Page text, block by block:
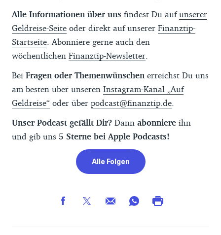
Alle Informationen über uns findest Du aufunserer
Geldreise-Seite oder direkt auf unserer Finanztip-
Startseite . Abonniere gerne auch den
wöchentlichen Finanztip-Newsletter
Bei Fragen oder Themenwünschen erreichst Du uns
am besten über unseren Instagram-Kanal „Auf
Geldreise“ oder über podcast@finanztip.de
Unser Podcast gefällt Dir? Dann abonniere ihn
und gib uns 5 Sterne bei Apple Podcasts!
Alle Folgen